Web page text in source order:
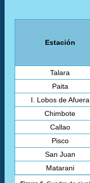
Estación
Talara
Paita
I. Lobos de Afuera
Chimbote
Callao
Pisco
San Juan
Matarani